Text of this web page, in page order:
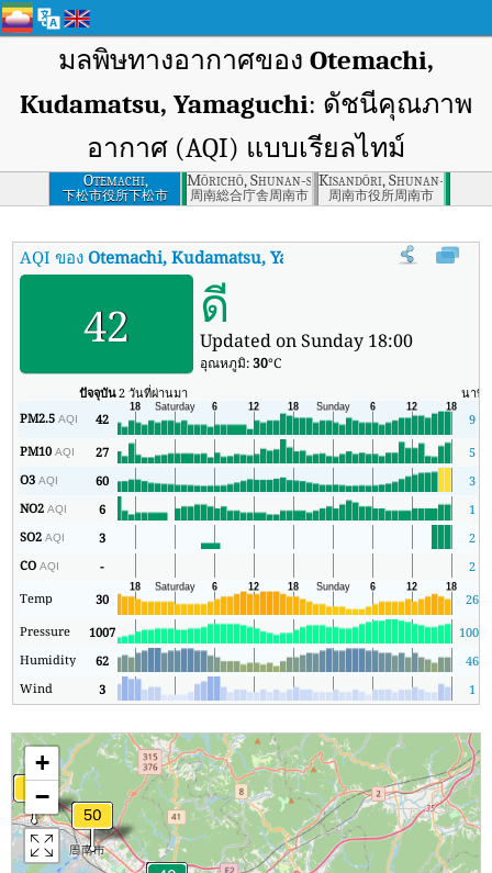
มลพิษทางอากาศของ Otemachi,
Kudamatsu, Yamaguchi: ดัชนีคุณภาพ
อากาศ (AQI) แบบเรียลไทม์
Otemachi,
Kudamatsu,
Yamaguchi
下松市役所下松市
Mōrichō, Shunan-shi, Yamaguchi-ken
周南総合庁舎周南市
Kisandōri, Shunan-shi,
周南市役所周南市
AQI ของOtemachi, Kudamatsu, Yamaguchi ดัชนีคุณภาพอากาศ
42 ดี
Updated on Sunday 18:00
อุณหภูมิ:30°C
ปัจจุบัน2 วันที่ผ่านมา นาที
PM2.5AQI 42
9
PM10AQI 27
5
O3AQI 60
3
NO2AQI 6
1
SO2AQI 3
2
COAQI -
2
Temp
30
26
Pressure
1007 1004
Humidity
62
46
Wind
3 1
+
−